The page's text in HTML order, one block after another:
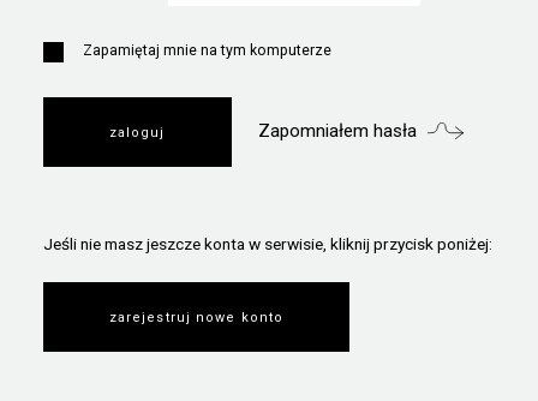
Zapamiętaj mnie na tym komputerze
Zapomniałem hasła
Jeśli nie masz jeszcze konta w serwisie, kliknij przycisk poniżej:
zarejestruj nowe konto